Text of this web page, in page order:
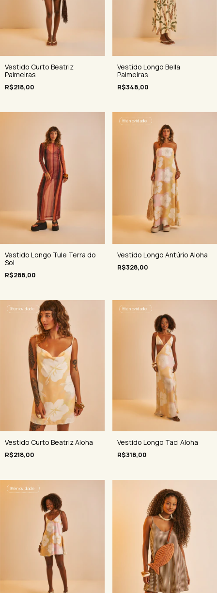
Vestido Curto Beatriz
Palmeiras
R$218,00
Vestido Longo Bella
Palmeiras
R$348,00
Vestido Longo Tule Terra do
Sol
R$288,00
🌺é novidade
Vestido Longo Antúrio Aloha
R$328,00
🌺é novidade
Vestido Curto Beatriz Aloha
R$218,00
🌺é novidade
Vestido Longo Taci Aloha
R$318,00
🌺é novidade